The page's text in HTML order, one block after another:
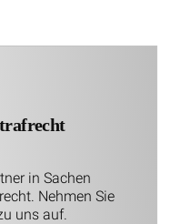
in Sachen
Nehmen Sie
uns auf.